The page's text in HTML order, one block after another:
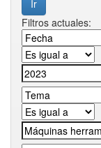
Filtros actuales: